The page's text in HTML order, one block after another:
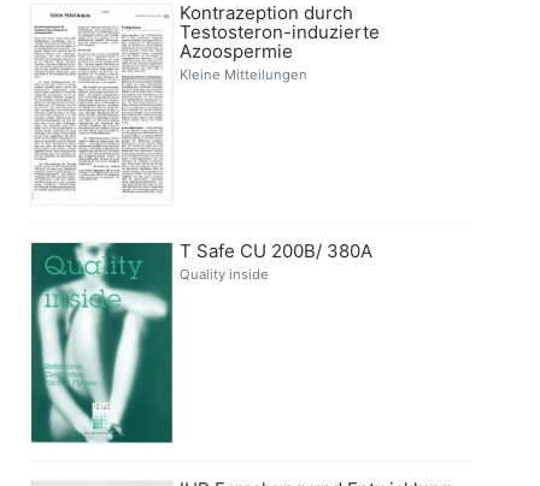
Kontrazeption durch
Testosteron-induzierte
Azoospermie
Kleine Mitteilungen
T Safe CU 200B/ 380A
Quality inside